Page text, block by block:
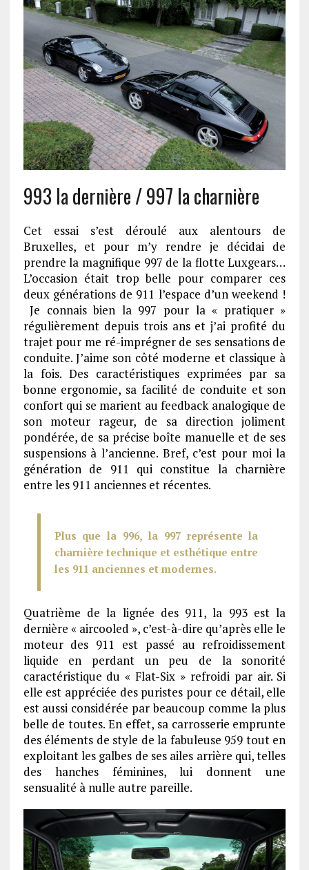
993 la dernière / 997 la charnière
Cet essai s’est déroulé aux alentours de
Bruxelles, et pour m’y rendre je décidai de
prendre la magnifique 997 de la flotte Luxgears…
L’occasion était trop belle pour comparer ces
deux générations de 911 l’espace d’un weekend !
Je connais bien la 997 pour la « pratiquer »
régulièrement depuis trois ans et j’ai profité du
trajet pour me ré-imprégner de ses sensations de
conduite. J’aime son côté moderne et classique à
la fois. Des caractéristiques exprimées par sa
bonne ergonomie, sa facilité de conduite et son
confort qui se marient au feedback analogique de
son moteur rageur, de sa direction joliment
pondérée, de sa précise boîte manuelle et de ses
suspensions à l’ancienne. Bref, c’est pour moi la
génération de 911 qui constitue la charnière
entre les 911 anciennes et récentes.
Plus que la 996, la 997 représente la
charnière technique et esthétique entre
les 911 anciennes et modernes.
Quatrième de la lignée des 911, la 993 est la
dernière « aircooled », c’est-à-dire qu’après elle le
moteur des 911 est passé au refroidissement
liquide en perdant un peu de la sonorité
caractéristique du « Flat-Six » refroidi par air. Si
elle est appréciée des puristes pour ce détail, elle
est aussi considérée par beaucoup comme la plus
belle de toutes. En effet, sa carrosserie emprunte
des éléments de style de la fabuleuse 959 tout en
exploitant les galbes de ses ailes arrière qui, telles
des hanches féminines, lui donnent une
sensualité à nulle autre pareille.